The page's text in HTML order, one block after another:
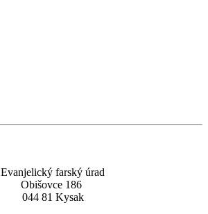
Evanjelický farský úrad
Obišovce 186
044 81 Kysak